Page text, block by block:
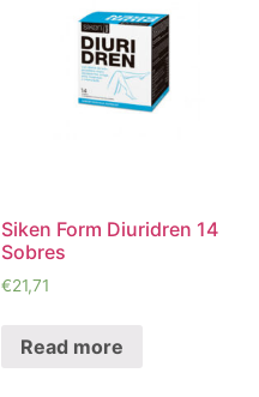
Siken Form Diuridren 14
Sobres
€21,71
Read more